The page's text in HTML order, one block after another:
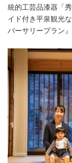
統的工芸品漆器「
イド付き平泉観光
バーサリープラン